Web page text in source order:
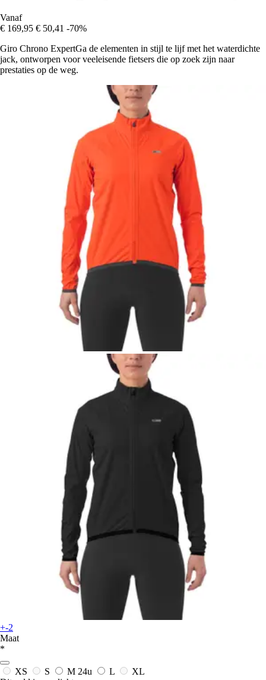
Vanaf
€ 169,95 € 50,41 -70%
Giro Chrono ExpertGa de elementen in stijl te lijf met het waterdichte
jack, ontworpen voor veeleisende fietsers die op zoek zijn naar
prestaties op de weg.
+-2
Maat
*
XS S M 24u L
XL